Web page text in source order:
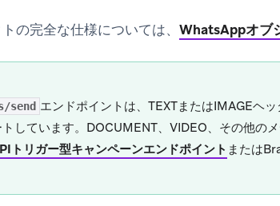
の完全な仕様については、 WhatsAppオブ
send エンドポイントは、TEXTまたはIMAGEヘ
しています。DOCUMENT、VIDEO、その他の
トリガー型キャンペーンエンドポイント または